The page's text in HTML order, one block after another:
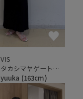
VIS
タカシマヤゲートタワーモール
yuuka (163cm)